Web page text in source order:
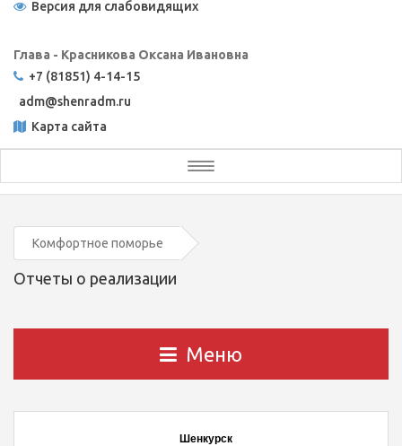
Версия для слабовидящих
Глава - Красникова Оксана Ивановна
+7 (81851) 4-14-15
adm@shenradm.ru
Карта сайта
Toggle
navigation
Комфортное поморье
Отчеты о реализации
Меню
Шенкурск